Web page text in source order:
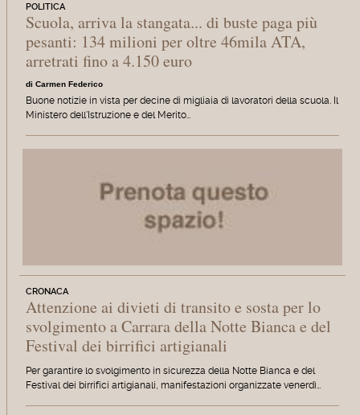
POLITICA
Scuola, arriva la stangata... di buste paga più
pesanti: 134 milioni per oltre 46mila ATA,
arretrati fino a 4.150 euro
di Carmen Federico
Buone notizie in vista per decine di migliaia di lavoratori della scuola. Il
Ministero dell'Istruzione e del Merito…
CRONACA
Attenzione ai divieti di transito e sosta per lo
svolgimento a Carrara della Notte Bianca e del
Festival dei birrifici artigianali
Per garantire lo svolgimento in sicurezza della Notte Bianca e del
Festival dei birrifici artigianali, manifestazioni organizzate venerdì…